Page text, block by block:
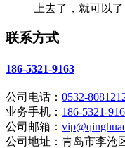
上去了，就可以
联系方式
186-5321-9163
公司电话： 0532-
业务手机： 186-5321-
公司邮箱：
公司地址：青岛市李沧